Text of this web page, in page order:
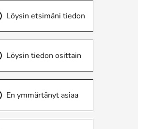
Löysin etsimäni tiedon
Löysin tiedon osittain
En ymmärtänyt asiaa